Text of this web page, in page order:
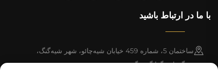
با ما در ارتباط باشید
ساختمان 5، شماره 459 خیابان شیه‌چائو، شهر شیه‌گنگ،
دونگقوان، گوانگ‌دونگ